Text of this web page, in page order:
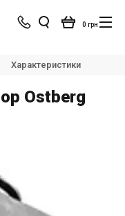
0 грн
A
Характеристики
Ostberg